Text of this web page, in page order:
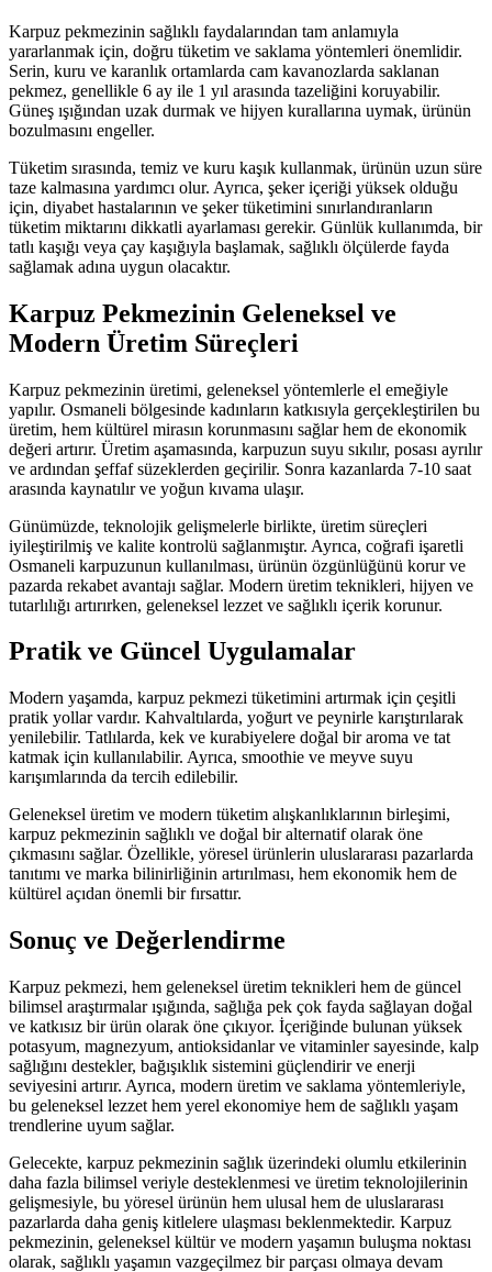
Karpuz pekmezinin sağlıklı faydalarından tam anlamıyla
yararlanmak için, doğru tüketim ve saklama yöntemleri önemlidir.
Serin, kuru ve karanlık ortamlarda cam kavanozlarda saklanan
pekmez, genellikle 6 ay ile 1 yıl arasında tazeliğini koruyabilir.
Güneş ışığından uzak durmak ve hijyen kurallarına uymak, ürünün
bozulmasını engeller.
Tüketim sırasında, temiz ve kuru kaşık kullanmak, ürünün uzun süre
taze kalmasına yardımcı olur. Ayrıca, şeker içeriği yüksek olduğu
için, diyabet hastalarının ve şeker tüketimini sınırlandıranların
tüketim miktarını dikkatli ayarlaması gerekir. Günlük kullanımda, bir
tatlı kaşığı veya çay kaşığıyla başlamak, sağlıklı ölçülerde fayda
sağlamak adına uygun olacaktır.
Karpuz Pekmezinin Geleneksel ve
Modern Üretim Süreçleri
Karpuz pekmezinin üretimi, geleneksel yöntemlerle el emeğiyle
yapılır. Osmaneli bölgesinde kadınların katkısıyla gerçekleştirilen bu
üretim, hem kültürel mirasın korunmasını sağlar hem de ekonomik
değeri artırır. Üretim aşamasında, karpuzun suyu sıkılır, posası ayrılır
ve ardından şeffaf süzeklerden geçirilir. Sonra kazanlarda 7-10 saat
arasında kaynatılır ve yoğun kıvama ulaşır.
Günümüzde, teknolojik gelişmelerle birlikte, üretim süreçleri
iyileştirilmiş ve kalite kontrolü sağlanmıştır. Ayrıca, coğrafi işaretli
Osmaneli karpuzunun kullanılması, ürünün özgünlüğünü korur ve
pazarda rekabet avantajı sağlar. Modern üretim teknikleri, hijyen ve
tutarlılığı artırırken, geleneksel lezzet ve sağlıklı içerik korunur.
Pratik ve Güncel Uygulamalar
Modern yaşamda, karpuz pekmezi tüketimini artırmak için çeşitli
pratik yollar vardır. Kahvaltılarda, yoğurt ve peynirle karıştırılarak
yenilebilir. Tatlılarda, kek ve kurabiyelere doğal bir aroma ve tat
katmak için kullanılabilir. Ayrıca, smoothie ve meyve suyu
karışımlarında da tercih edilebilir.
Geleneksel üretim ve modern tüketim alışkanlıklarının birleşimi,
karpuz pekmezinin sağlıklı ve doğal bir alternatif olarak öne
çıkmasını sağlar. Özellikle, yöresel ürünlerin uluslararası pazarlarda
tanıtımı ve marka bilinirliğinin artırılması, hem ekonomik hem de
kültürel açıdan önemli bir fırsattır.
Sonuç ve Değerlendirme
Karpuz pekmezi, hem geleneksel üretim teknikleri hem de güncel
bilimsel araştırmalar ışığında, sağlığa pek çok fayda sağlayan doğal
ve katkısız bir ürün olarak öne çıkıyor. İçeriğinde bulunan yüksek
potasyum, magnezyum, antioksidanlar ve vitaminler sayesinde, kalp
sağlığını destekler, bağışıklık sistemini güçlendirir ve enerji
seviyesini artırır. Ayrıca, modern üretim ve saklama yöntemleriyle,
bu geleneksel lezzet hem yerel ekonomiye hem de sağlıklı yaşam
trendlerine uyum sağlar.
Gelecekte, karpuz pekmezinin sağlık üzerindeki olumlu etkilerinin
daha fazla bilimsel veriyle desteklenmesi ve üretim teknolojilerinin
gelişmesiyle, bu yöresel ürünün hem ulusal hem de uluslararası
pazarlarda daha geniş kitlelere ulaşması beklenmektedir. Karpuz
pekmezinin, geleneksel kültür ve modern yaşamın buluşma noktası
olarak, sağlıklı yaşamın vazgeçilmez bir parçası olmaya devam